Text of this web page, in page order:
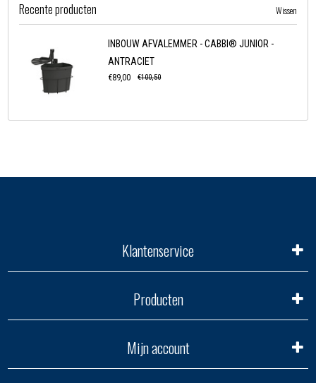
Recente producten Wissen
INBOUW AFVALEMMER - CABBI® JUNIOR -
ANTRACIET
€89,00 €100,50
Klantenservice
Producten
Mijn account